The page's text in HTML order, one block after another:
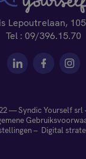
Lepoutrelaan,
Tel : 09/396.15.70
— Syndic Yourself srl
– Digital